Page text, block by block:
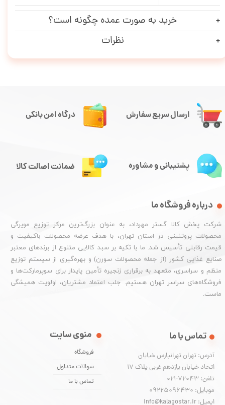
خرید به صورت عمده چگونه است؟
نظرات
ارسال سریع سفارش
درباره فروشگاه ما
شرکت پخش کالا گستر مهرداد، به عنوان بزرگ‌ترین مرکز توزیع مویرگی
محصولات پروتئینی در استان تهران، با هدف عرضه محصولات باکیفیت و
قیمت رقابتی تأسیس شد. ما با تکیه بر سبد کالایی متنوع از برندهای معتبر
صنایع غذایی کشور (از جمله محصولات سورن) و بهره‌گیری از سیستم توزیع
منظم و سراسری، متعهد به برقراری زنجیره تأمین پایدار برای سوپرمارکت‌ها و
فروشگاه‌های سراسر تهران هستیم. جلب اعتماد مشتریان، اولویت همیشگی
ماست.
منوی سایت
فروشگاه
سوالات متداول
تماس با ما
تماس با ما
آدرس: تهران تهرانپارس خیابان
اتحاد خیابان یازدهم غربی پلاک ۱۷
تلفن: 72043-021
موبایل: 09225096430
ایمیل: info@kalagostar.ir
درگاه امن بانکی
پشتیبانی و مشاوره ضمانت اصالت کالا